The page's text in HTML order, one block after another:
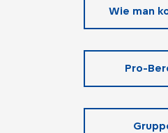
Wie man
Pro-